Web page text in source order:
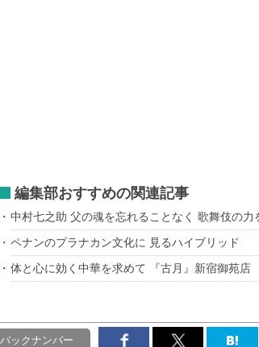
編集部おすすめの関連記事
中村七之助 父の魂を忘れることなく 歌舞伎の力
ペナンのプラナカン文化に 見るハイブリッド
体と心に効く中華を求めて 『古月』新宿御苑店
バックナンバー